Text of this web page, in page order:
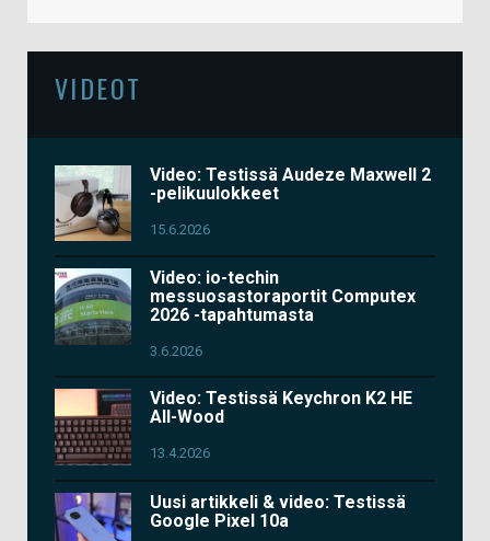
VIDEOT
Video: Testissä Audeze Maxwell 2
-pelikuulokkeet
15.6.2026
Video: io-techin
messuosastoraportit Computex
2026 -tapahtumasta
3.6.2026
Video: Testissä Keychron K2 HE
All-Wood
13.4.2026
Uusi artikkeli & video: Testissä
Google Pixel 10a